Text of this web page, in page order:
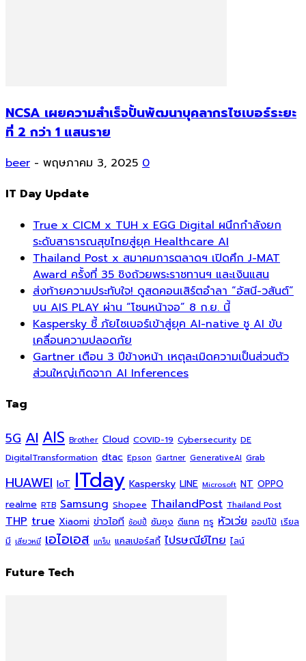
NCSA เผยความสำเร็จปั้นพัฒนาบุคลากรไซเบอร์ระยะ
ที่ 2 กว่า 1 แสนราย
beer - พฤษภาคม 3, 2025 0
IT Day Update
True x CICM x TUH x EGG Digital ผนึกกำลังยก
ระดับสาธารณสุขไทยสู่ยุค Healthcare AI
Thailand Post x สมาคมการตลาดฯ เปิดศึก J-MAT
Award ครั้งที่ 35 ชิงถ้วยพระราชทานฯ และเงินแสน
ส่งท้ายความประทับใจ! ดูสดคอนเสิร์ตอำลา “อัสนี-วสันต์”
บน AIS PLAY ผ่าน “โซนหน้าจอ” 8 ก.ย. นี้
Kaspersky ชี้ ภัยไซเบอร์เข้าสู่ยุค AI-native ชู AI ขับ
เคลื่อนความปลอดภัย
Gartner เตือน 3 ปีข้างหน้า เหตุละเมิดความเป็นส่วนตัว
ส่วนใหญ่เกิดจาก AI Inferences
Tag
5G AI AIS Brother Cloud COVID-19 Cybersecurity DE
DigitalTransformation dtac Epson Gartner GenerativeAI Grab
HUAWEI IoT ITday Kaspersky LINE Microsoft NT OPPO
realme RTB Samsung Shopee ThailandPost Thailand Post
THP true Xiaomi ข่าวไอที ช้อปปี้ ซัมซุง ดีแทค ทรู หัวเว่ย ออปโป้ เรียล
มี เสียวหมี่ เอไอเอส แกร็บ แคสเปอร์สกี้ ไปรษณีย์ไทย ไลน์
Future Tech